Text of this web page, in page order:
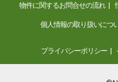
物件に関するお問合せの流れ
個人情報の取り扱いにつ
プライバシーポリシー